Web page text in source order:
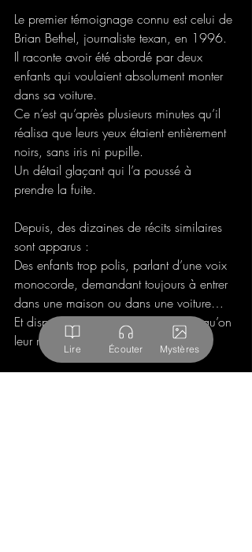
Le premier témoignage connu est celui de
Brian Bethel, journaliste texan, en 1996.
Il raconte avoir été abordé par deux
enfants qui voulaient absolument monter
dans sa voiture.
Ce n’est qu’après plusieurs minutes qu’il
réalisa que leurs yeux étaient entièrement
noirs, sans iris ni pupille.
Un détail glaçant qui l’a poussé à
prendre la fuite.
Depuis, des dizaines de récits similaires
sont apparus :
Des enfants trop polis, parlant d’une voix
monocorde, demandant toujours à entrer
dans une maison ou dans une voiture…
Et disparaissant mystérieusement lorsqu’on
leur refuse... Ou pas.
Lire Écouter Mystères